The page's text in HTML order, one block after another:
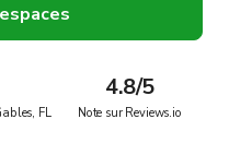
FL
4.8/5
Note sur Reviews.io